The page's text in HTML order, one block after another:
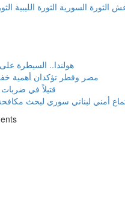
الثورة السورية الثورة الليبية
هولندا.. السيطرة
مصر وقطر تؤكدان أهمية
17 قتيلاً في
أمني لبناني سوري لبحث مكافحة